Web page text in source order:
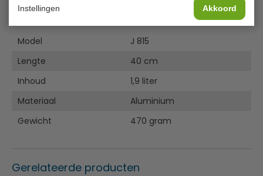
Instellingen Akkoord
Specificaties
Model
J 815
Lengte
40 cm
Inhoud
1,9 liter
Materiaal
Aluminium
Gewicht
470 gram
Gerelateerde producten